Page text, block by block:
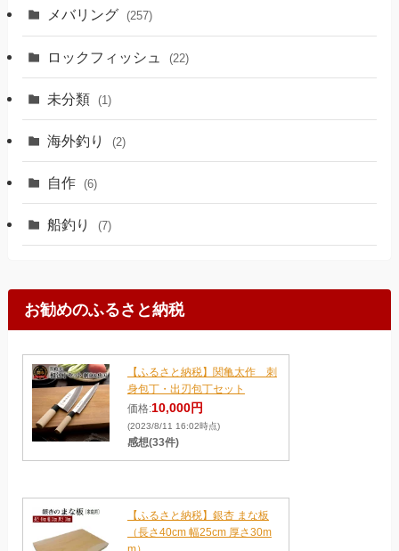
メバリング (257)
ロックフィッシュ (22)
未分類 (1)
海外釣り (2)
自作 (6)
船釣り (7)
お勧めのふるさと納税
【ふるさと納税】関亀太作 刺
身包丁・出刃包丁セット
価格:10,000円
(2023/8/11 16:02時点)
感想(33件)
【ふるさと納税】銀杏 まな板
（長さ40cm 幅25cm 厚さ30m